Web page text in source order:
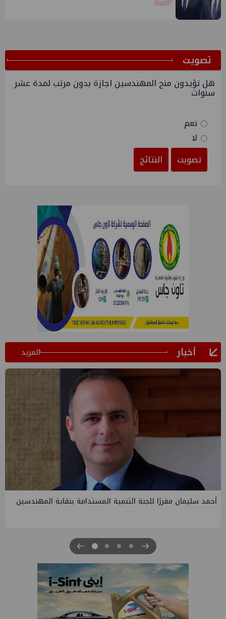
ﺗﺼﻮﻳﺖ
هل تؤيدون منح المهندسين اجازة بدون مرتب لمدة عشر
سنوات
نعم
لا
تصويت
النتائج
أخبار المزيد
PMS تنهي أعمال إنزال الخطوط البحرية الثلاث بمشروع المرحلة